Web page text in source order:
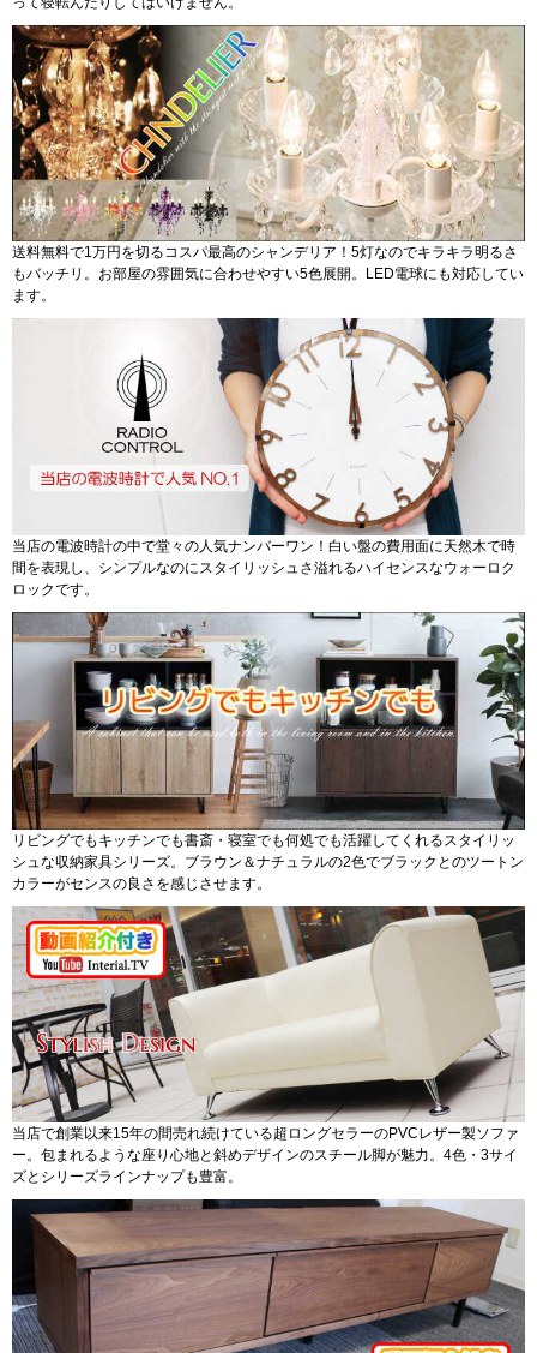
送料無料で1万円を切るコスパ最高のシャンデリア！5灯なのでキラキラ明るさ
もバッチリ。お部屋の雰囲気に合わせやすい5色展開。LED電球にも対応してい
ます。
当店の電波時計の中で堂々の人気ナンバーワン！白い盤の費用面に天然木で時
間を表現し、シンプルなのにスタイリッシュさ溢れるハイセンスなウォーロク
ロックです。
リビングでもキッチンでも書斎・寝室でも何処でも活躍してくれるスタイリッ
シュな収納家具シリーズ。ブラウン＆ナチュラルの2色でブラックとのツートン
カラーがセンスの良さを感じさせます。
当店で創業以来15年の間売れ続けている超ロングセラーのPVCレザー製ソファ
ー。包まれるような座り心地と斜めデザインのスチール脚が魅力。4色・3サイ
ズとシリーズラインナップも豊富。